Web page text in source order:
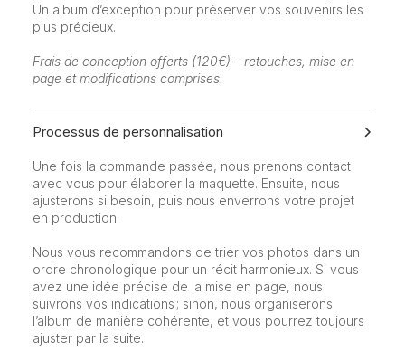
Un album d’exception pour préserver vos souvenirs les
plus précieux.
Frais de conception offerts (120€) – retouches, mise en
page et modifications comprises.
Processus de personnalisation
Une fois la commande passée, nous prenons contact
avec vous pour élaborer la maquette. Ensuite, nous
ajusterons si besoin, puis nous enverrons votre projet
en production.
Nous vous recommandons de trier vos photos dans un
ordre chronologique pour un récit harmonieux. Si vous
avez une idée précise de la mise en page, nous
suivrons vos indications ; sinon, nous organiserons
l’album de manière cohérente, et vous pourrez toujours
ajuster par la suite.